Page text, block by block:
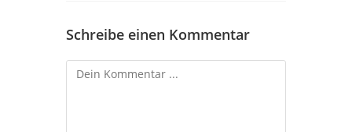
Schreibe einen Kommentar